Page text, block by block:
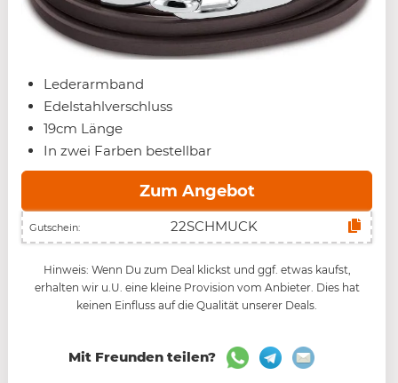
Lederarmband
Edelstahlverschluss
19cm Länge
In zwei Farben bestellbar
Zum Angebot
Gutschein:
Hinweis: Wenn Du zum Deal klickst und ggf. etwas kaufst,
erhalten wir u.U. eine kleine Provision vom Anbieter. Dies hat
keinen Einfluss auf die Qualität unserer Deals.
Mit Freunden teilen?